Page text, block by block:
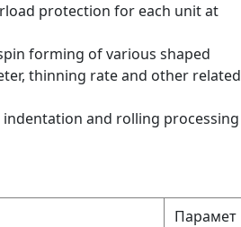
protection for each unit at
forming of various shaped
thinning rate and other related
and rolling processing
Парамет